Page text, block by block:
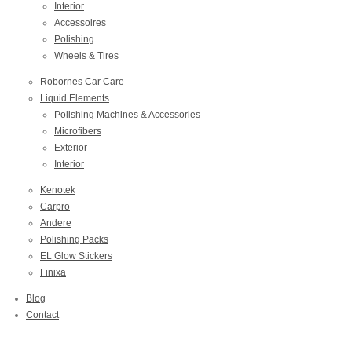
Interior
Accessoires
Polishing
Wheels & Tires
Robornes Car Care
Liquid Elements
Polishing Machines & Accessories
Microfibers
Exterior
Interior
Kenotek
Carpro
Andere
Polishing Packs
EL Glow Stickers
Finixa
Blog
Contact